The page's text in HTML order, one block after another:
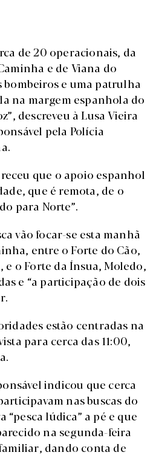
de 20 operacionais, da
e de Viana do
bombeiros e uma patrulha
na margem espanhola do
descreveu à Lusa Vieira
pela Polícia
que o apoio espanhol
que é remota, de o
para Norte”.
vão focar-se esta manhã
entre o Forte do Cão,
e o Forte da Ínsua, Moledo,
e “a participação de dois
estão centradas na
para cerca das 11:00,
indicou que cerca
nas buscas do
“pesca lúdica” a pé e que
na segunda-feira
dando conta de